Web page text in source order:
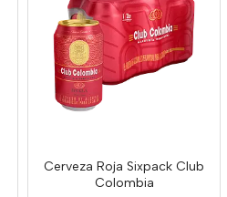
Cerveza Roja Sixpack Club
Colombia